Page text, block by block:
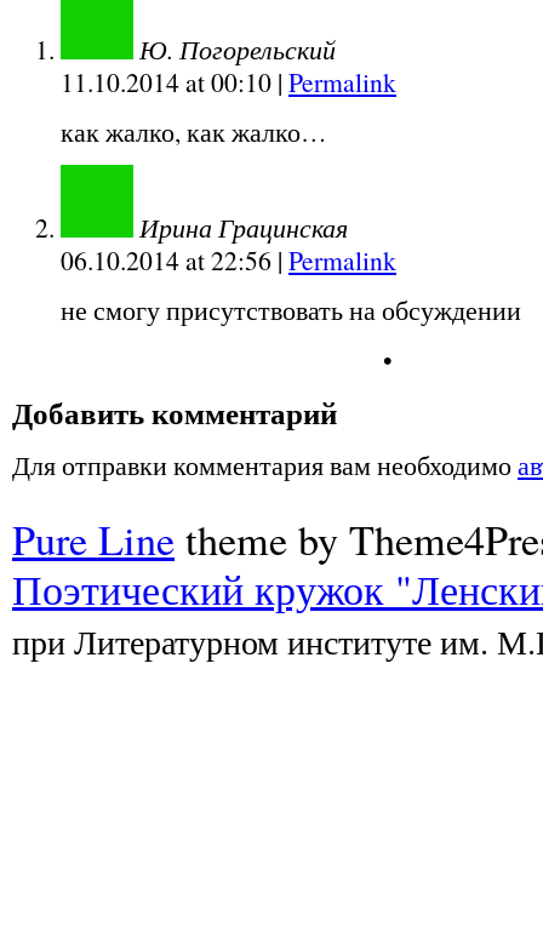
Ю. Погорельский
11.10.2014at00:10 | Permalink
как жалко, как жалко…
Ирина Грацинская
06.10.2014at22:56 | Permalink
не смогу присутствовать на обсуждении
•
Добавить комментарий
Для отправки комментария вам необходимо
Pure Linetheme by
Поэтический кружок
при Литературном институте им.